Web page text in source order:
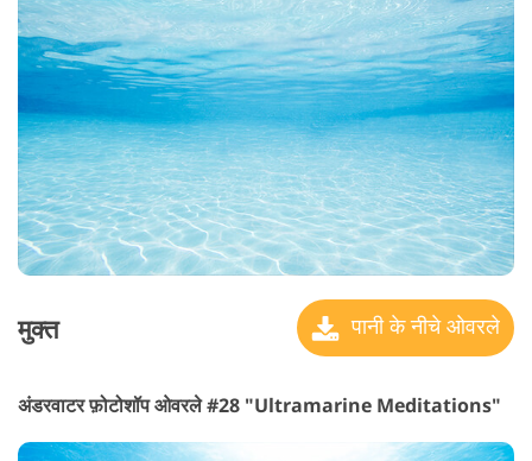
मुक्त पानी के नीचे ओवरले
अंडरवाटर फ़ोटोशॉप ओवरले #28 "Ultramarine Meditations"